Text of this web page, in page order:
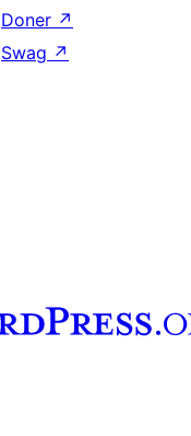
Doner ↗
Swag ↗